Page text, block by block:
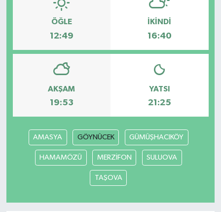
ÖĞLE
12:49
İKINDI
16:40
AKŞAM
19:53
YATSI
21:25
AMASYA GÖYNÜCEK GÜMÜŞHACIKÖY
HAMAMÖZÜ MERZİFON SULUOVA
TAŞOVA
Foto Galeri
Gediz
İlçeler
Köşe Yazıları